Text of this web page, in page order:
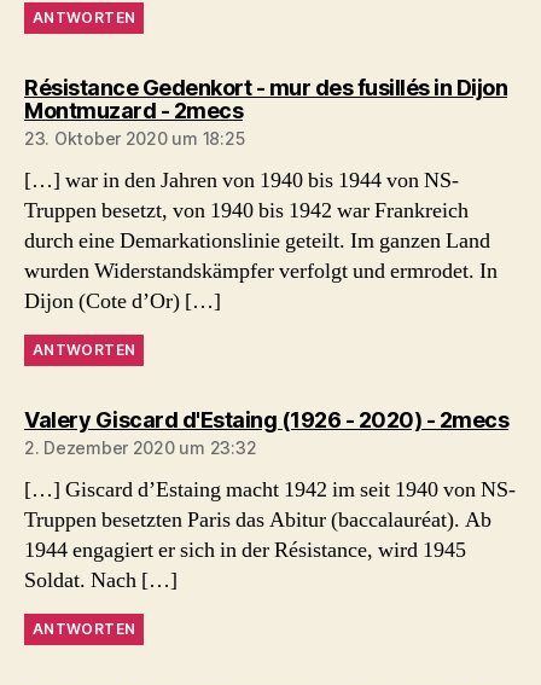
ANTWORTEN
Résistance Gedenkort - mur des fusillés in Dijon
Montmuzard - 2mecssagt:
23. Oktober 2020 um 18:25
[…] war in den Jahren von 1940 bis 1944 von NS-
Truppen besetzt, von 1940 bis 1942 war Frankreich
durch eine Demarkationslinie geteilt. Im ganzen Land
wurden Widerstandskämpfer verfolgt und ermrodet. In
Dijon (Cote d’Or) […]
ANTWORTEN
Valery Giscard d'Estaing (1926 - 2020) - 2mecs
2. Dezember 2020 um 23:32
[…] Giscard d’Estaing macht 1942 im seit 1940 von NS-
Truppen besetzten Paris das Abitur (baccalauréat). Ab
1944 engagiert er sich in der Résistance, wird 1945
Soldat. Nach […]
ANTWORTEN